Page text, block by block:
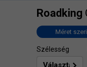
Roadking
Méret
Szélesség